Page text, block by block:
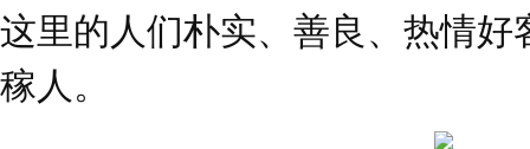
这里的人们朴实、善良、热情好
稼人。